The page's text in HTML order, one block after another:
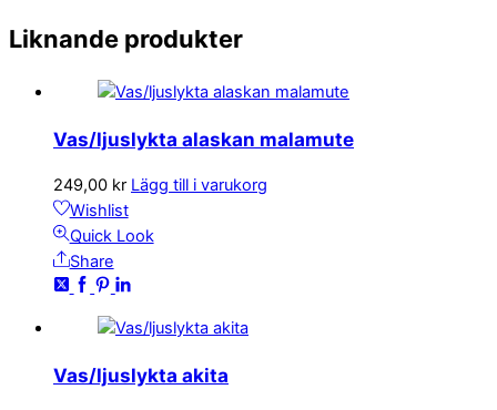
Liknande produkter
Vas/ljuslykta alaskan malamute
249,00 kr Lägg till i varukorg
Wishlist
Quick Look
Share
Vas/ljuslykta akita